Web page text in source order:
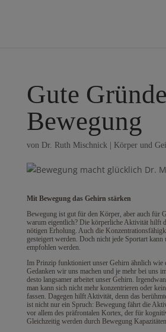
Gute
Bewegung
von Dr. Ruth Mischnick| Körper und
Mit Bewegung das Gehirn stärken
Bewegung ist gut für den Körper, aber auch für
warum eigentlich? Die körperliche Aktivität hilft
nötigen Erholung. Auch die
gesteigert werden. Doch nicht jede Sportart kann
empfohlen werden.
Im Prinzip funktioniert unser Gehirn ähnlich wie
Gedanken wir uns machen und je mehr bei uns
desto langsamer arbeitet unser Gehirn.
man kann sich nicht mehr konzentrieren oder
fassen. Dagegen hilft Aktivität, denn das
ist nicht nur ein Spruch: Bewegung fährt die
vor allem des präfrontalen Kortex, der für
Gleichzeitig werden durch Bewegung